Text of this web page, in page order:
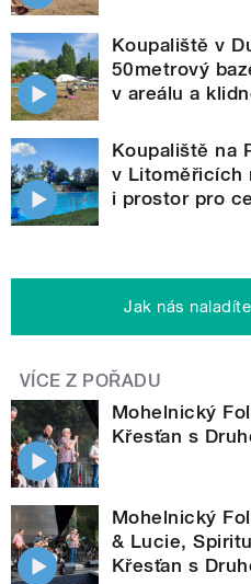
Koupaliště v
50metrový
v areálu a
Koupaliště na
v Litoměřicích
i prostor pro
Jak nás
VÍCE Z POŘADU
Mohelnický
Křesťan s
Mohelnický
& Lucie,
Křesťan s